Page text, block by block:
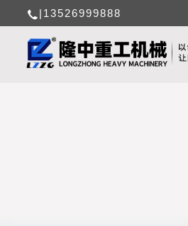
|13526999888